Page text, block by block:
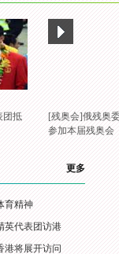
团抵
[残奥会]俄残奥
参加本届残奥会
更多
育精神
英代表团访港
港将展开访问